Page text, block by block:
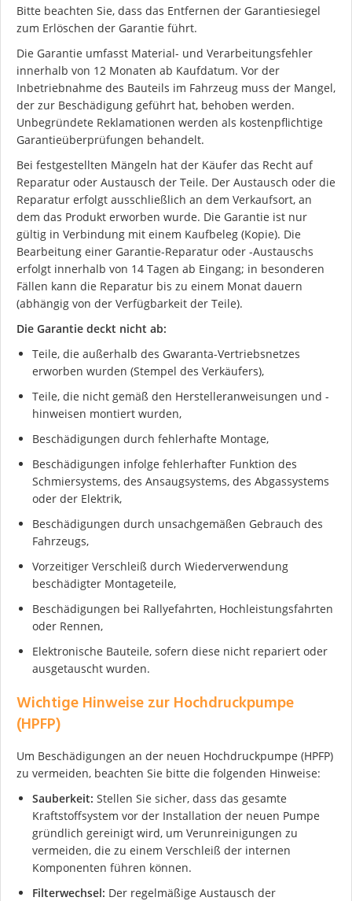
Bitte beachten Sie, dass das Entfernen der Garantiesiegel
zum Erlöschen der Garantie führt.
Die Garantie umfasst Material- und Verarbeitungsfehler
innerhalb von 12 Monaten ab Kaufdatum. Vor der
Inbetriebnahme des Bauteils im Fahrzeug muss der Mangel,
der zur Beschädigung geführt hat, behoben werden.
Unbegründete Reklamationen werden als kostenpflichtige
Garantieüberprüfungen behandelt.
Bei festgestellten Mängeln hat der Käufer das Recht auf
Reparatur oder Austausch der Teile. Der Austausch oder die
Reparatur erfolgt ausschließlich an dem Verkaufsort, an
dem das Produkt erworben wurde. Die Garantie ist nur
gültig in Verbindung mit einem Kaufbeleg (Kopie). Die
Bearbeitung einer Garantie-Reparatur oder -Austauschs
erfolgt innerhalb von 14 Tagen ab Eingang; in besonderen
Fällen kann die Reparatur bis zu einem Monat dauern
(abhängig von der Verfügbarkeit der Teile).
Die Garantie deckt nicht ab:
Teile, die außerhalb des Gwaranta-Vertriebsnetzes
erworben wurden (Stempel des Verkäufers),
Teile, die nicht gemäß den Herstelleranweisungen und -
hinweisen montiert wurden,
Beschädigungen durch fehlerhafte Montage,
Beschädigungen infolge fehlerhafter Funktion des
Schmiersystems, des Ansaugsystems, des Abgassystems
oder der Elektrik,
Beschädigungen durch unsachgemäßen Gebrauch des
Fahrzeugs,
Vorzeitiger Verschleiß durch Wiederverwendung
beschädigter Montageteile,
Beschädigungen bei Rallyefahrten, Hochleistungsfahrten
oder Rennen,
Elektronische Bauteile, sofern diese nicht repariert oder
ausgetauscht wurden.
Wichtige Hinweise zur Hochdruckpumpe
(HPFP)
Um Beschädigungen an der neuen Hochdruckpumpe (HPFP)
zu vermeiden, beachten Sie bitte die folgenden Hinweise:
Sauberkeit: Stellen Sie sicher, dass das gesamte
Kraftstoffsystem vor der Installation der neuen Pumpe
gründlich gereinigt wird, um Verunreinigungen zu
vermeiden, die zu einem Verschleiß der internen
Komponenten führen können.
Filterwechsel: Der regelmäßige Austausch der